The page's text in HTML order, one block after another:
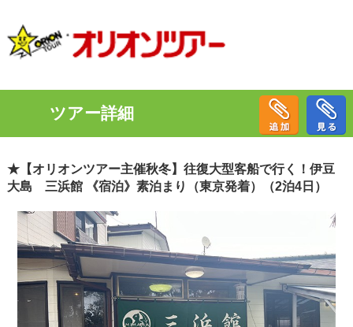
ツアー詳細
★【オリオンツアー主催秋冬】往復大型客船で行く！伊豆
大島 三浜館 《宿泊》素泊まり（東京発着）（2泊4日）